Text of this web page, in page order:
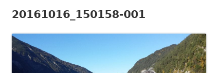
20161016_150158-001